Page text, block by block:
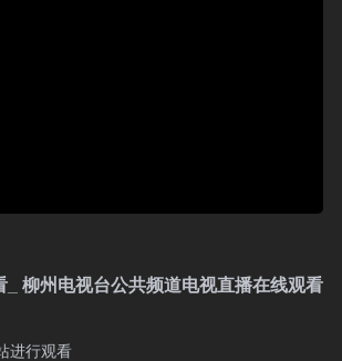
柳州电视台公共频道电视直播在线观看
进行观看